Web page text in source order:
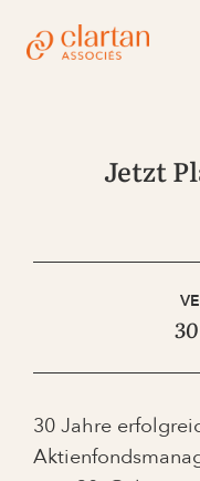
Jetzt
30 Jahre